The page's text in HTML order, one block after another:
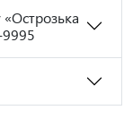
«Острозька
9995